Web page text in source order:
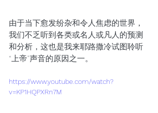
由于当下愈发纷杂和令人焦虑的世界，
我们不乏听到各类或名人或凡人的预测
和分析，这也是我来耶路撒冷试图聆听
“上帝”声音的原因之一。
https://www.youtube.com/watch?
v=KP1HQPXRn7M